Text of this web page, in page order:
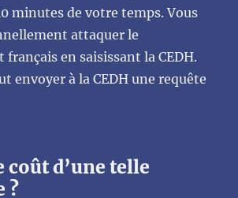
minutes de votre temps. Vous
attaquer le
en saisissant la CEDH.
envoyer à la CEDH une requête
coût d’une telle
?